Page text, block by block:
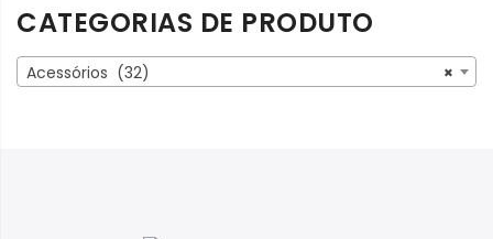
CATEGORIAS DE PRODUTO
×
Acessórios (32)